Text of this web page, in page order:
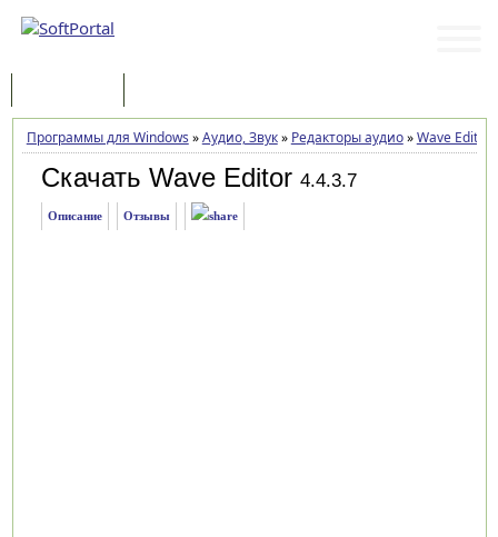
Программы для Windows »Аудио, Звук» Редакторы аудио»Wave Editor
Скачать Wave Editor 4.4.3.7
Описание Отзывы